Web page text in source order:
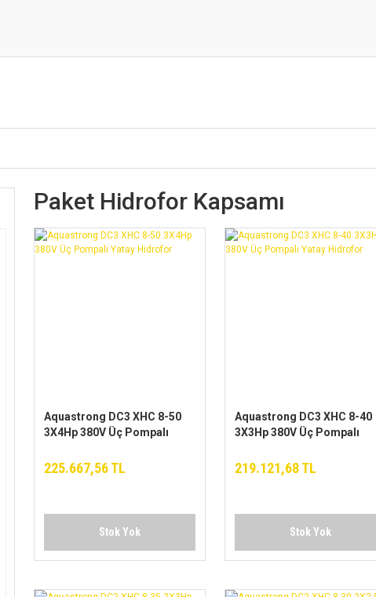
Paket Hidrofor Kapsamı
Aquastrong DC3 XHC 8-50
3X4Hp 380V Üç Pompalı
225.667,56 TL
Stok Yok
Aquastrong DC3 XHC 8-40
3X3Hp 380V Üç Pompalı
219.121,68 TL
Stok Yok